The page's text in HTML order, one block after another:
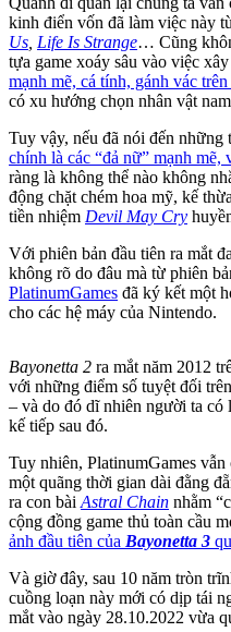
kinh điển vốn đã làm việc này
Us Life Is Strange… Cũng
tựa game xoáy sâu vào việc
mạnh mẽ, cá tính, gánh vác
có xu hướng chọn nhân vật
Tuy vậy, nếu đã nói đến những
chính là các “đả nữ” mạnh
ràng là không thể nào không
động chặt chém hoa mỹ, kế
tiền nhiệm Devil May Cry
Với phiên bản đầu tiên ra mắt
không rõ do đâu mà từ phiên
PlatinumGames đã ký kết một
cho các hệ máy của Nintendo.
Bayonetta 2 ra mắt năm 2012
với những điểm số tuyệt đối
– và do đó dĩ nhiên người ta có
kế tiếp sau đó.
Tuy nhiên, PlatinumGames
một quãng thời gian dài đằng
ra con bài Astral Chain nhằm
cộng đồng game thủ toàn cầu
ảnh đầu tiên của Bayonetta 3
Và giờ đây, sau 10 năm tròn
cuồng loạn này mới có dịp tái
mắt vào ngày 28.10.2022 vừa